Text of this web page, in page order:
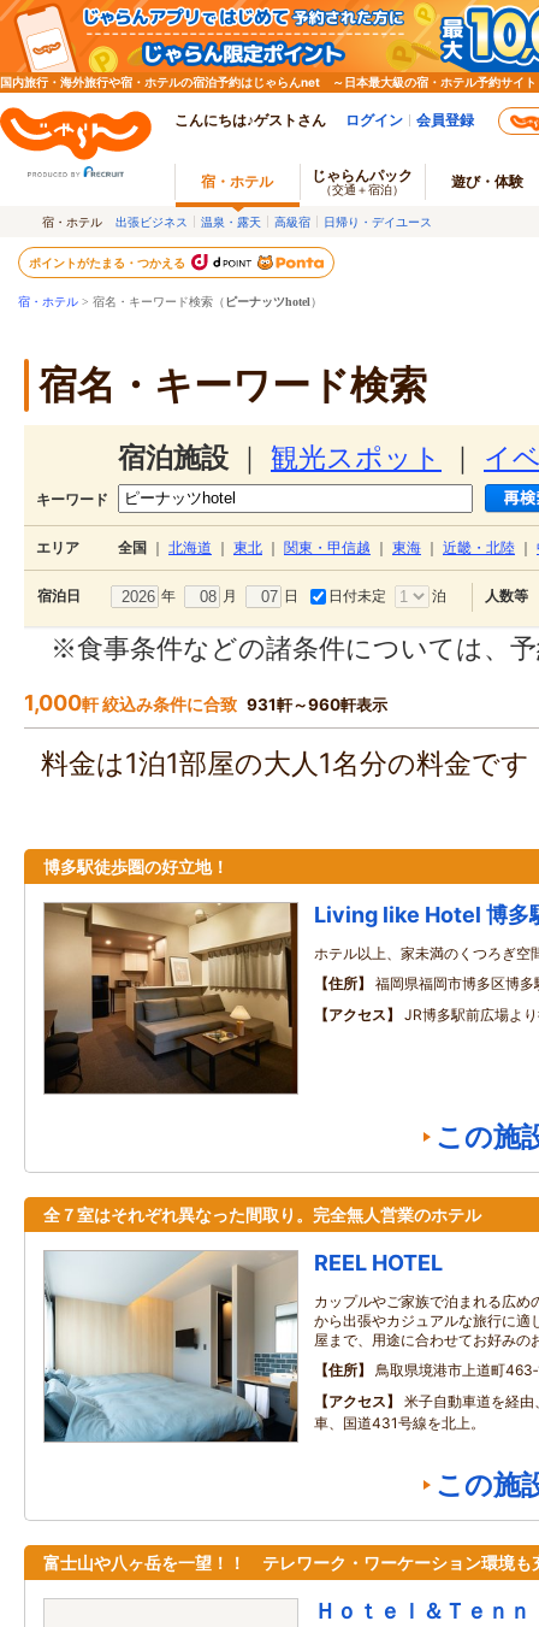
国内旅行・海外旅行や宿・ホテルの宿泊予約はじゃらんnet ～日本最大級の宿・ホテル予約サイト
こんにちは♪ゲストさん ログイン 会員登録
宿・ホテル じゃらんパック
（交通＋宿泊） 遊び・体験
宿・ホテル 出張ビジネス 温泉・露天 高級宿 日帰り・デイユース
ポイントがたまる・つかえる
宿・ホテル > 宿名・キーワード検索（ ピーナッツhotel）
宿名・キーワード検索
宿泊施設 観光スポット イ
キーワード
エリア 全国 北海道 東北 関東・甲信越 東海 近畿・北陸
宿泊日 年 月 日 日付未定 泊 人数等
※食事条件などの諸条件については、
1,000軒 絞込み条件に合致 931軒～960軒表示
料金は1泊1部屋の大人1名分の料金で
博多駅徒歩圏の好立地！
Living like Hotel 博多
ホテル以上、家未満のくつろぎ空
住所
福岡県福岡市博多区博多
アクセス
JR博多駅前広場よ
この施
全７室はそれぞれ異なった間取り。完全無人営業のホテル
REEL HOTEL
カップルやご家族で泊まれる広め
から出張やカジュアルな旅行に適
屋まで、用途に合わせてお好みの
住所
鳥取県境港市上道町
アクセス
米子自動車道を経
車、国道431号線を北上。
この施
富士山や八ヶ岳を一望！！ テレワーク・ワーケーション環境も
Ｈｏｔｅｌ＆Ｔｅｎ